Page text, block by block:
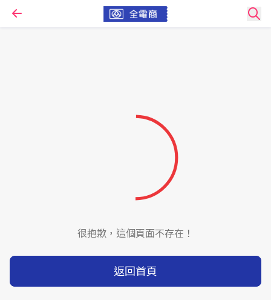
很抱歉，這個頁面不存在！
返回首頁